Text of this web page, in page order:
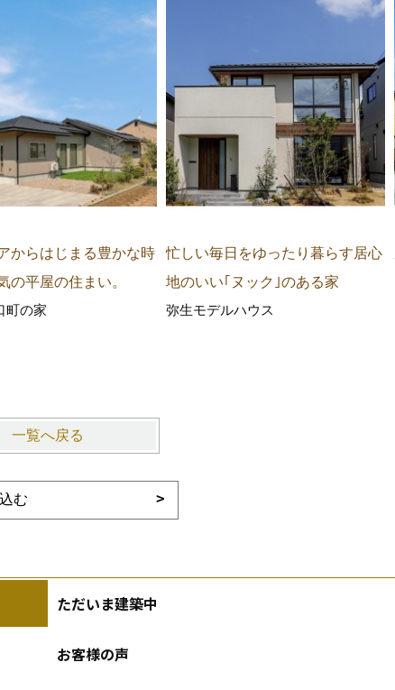
からはじまる豊かな時
の平屋の住まい。
町の家
忙しい毎日をゆったり暮らす居心
地のいい｢ヌック｣のある家
弥生モデルハウス
一覧へ戻る
ただいま建築中
お客様の声